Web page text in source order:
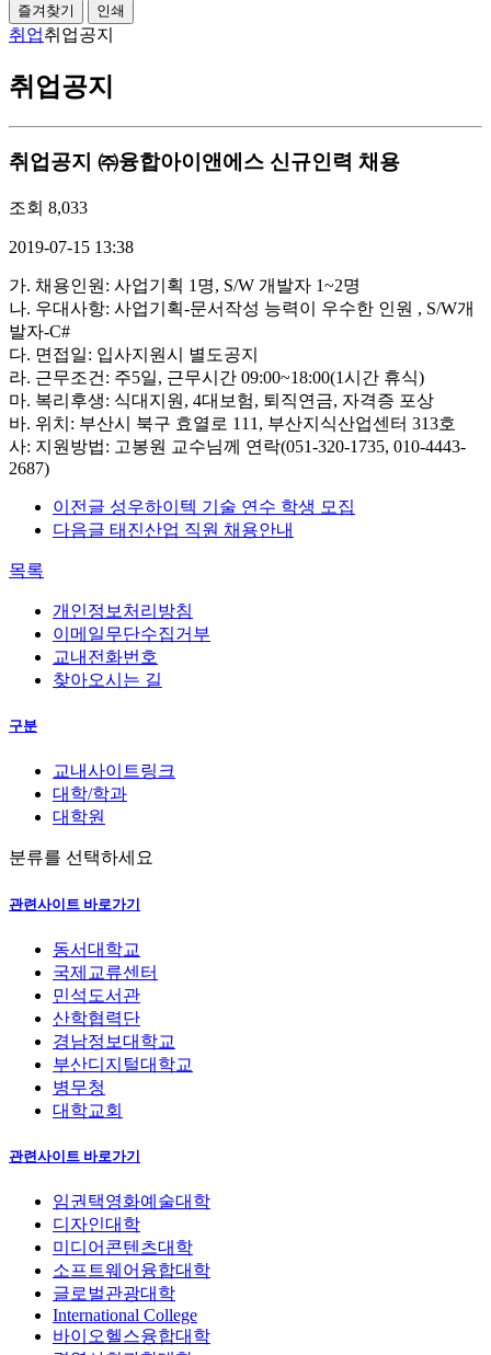
즐겨찾기 인쇄
취업취업공지
취업공지
취업공지 ㈜융합아이앤에스 신규인력 채용
조회 8,033
2019-07-15 13:38
가. 채용인원: 사업기획 1명, S/W 개발자 1~2명
나. 우대사항: 사업기획-문서작성 능력이 우수한 인원 , S/W개
발자-C#
다. 면접일: 입사지원시 별도공지
라. 근무조건: 주5일, 근무시간 09:00~18:00(1시간 휴식)
마. 복리후생: 식대지원, 4대보험, 퇴직연금, 자격증 포상
바. 위치: 부산시 북구 효열로 111, 부산지식산업센터 313호
사: 지원방법: 고봉원 교수님께 연락(051-320-1735, 010-4443-
2687)
이전글 성우하이텍 기술 연수 학생 모집
다음글 태진산업 직원 채용안내
목록
개인정보처리방침
이메일무단수집거부
교내전화번호
찾아오시는 길
구분
교내사이트링크
대학/학과
대학원
분류를 선택하세요
관련사이트 바로가기
동서대학교
국제교류센터
민석도서관
산학협력단
경남정보대학교
부산디지털대학교
병무청
대학교회
관련사이트 바로가기
임권택영화예술대학
디자인대학
미디어콘텐츠대학
소프트웨어융합대학
글로벌관광대학
International College
바이오헬스융합대학